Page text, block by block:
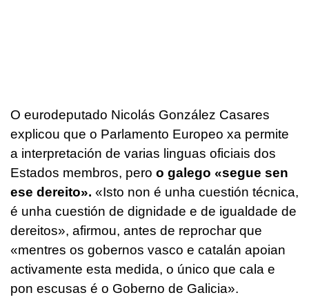
O eurodeputado Nicolás González Casares
explicou que o Parlamento Europeo xa permite
a interpretación de varias linguas oficiais dos
Estados membros, pero o galego «segue sen
ese dereito». «Isto non é unha cuestión técnica,
é unha cuestión de dignidade e de igualdade de
dereitos», afirmou, antes de reprochar que
«mentres os gobernos vasco e catalán apoian
activamente esta medida, o único que cala e
pon escusas é o Goberno de Galicia».